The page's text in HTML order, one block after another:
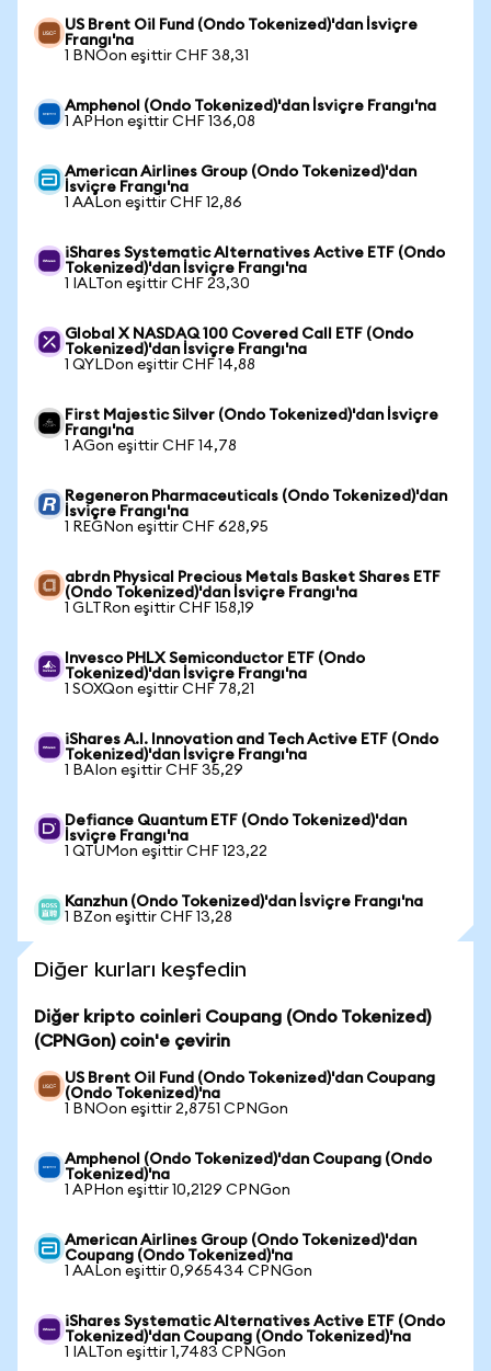
US Brent Oil Fund (Ondo Tokenized)'dan İsviçre
Frangı'na
1 BNOon eşittir CHF 38,31
Amphenol (Ondo Tokenized)'dan İsviçre Frangı'na
1 APHon eşittir CHF 136,08
American Airlines Group (Ondo Tokenized)'dan
İsviçre Frangı'na
1 AALon eşittir CHF 12,86
iShares Systematic Alternatives Active ETF (Ondo
Tokenized)'dan İsviçre Frangı'na
1 IALTon eşittir CHF 23,30
Global X NASDAQ 100 Covered Call ETF (Ondo
Tokenized)'dan İsviçre Frangı'na
1 QYLDon eşittir CHF 14,88
First Majestic Silver (Ondo Tokenized)'dan İsviçre
Frangı'na
1 AGon eşittir CHF 14,78
Regeneron Pharmaceuticals (Ondo Tokenized)'dan
İsviçre Frangı'na
1 REGNon eşittir CHF 628,95
abrdn Physical Precious Metals Basket Shares ETF
(Ondo Tokenized)'dan İsviçre Frangı'na
1 GLTRon eşittir CHF 158,19
Invesco PHLX Semiconductor ETF (Ondo
Tokenized)'dan İsviçre Frangı'na
1 SOXQon eşittir CHF 78,21
iShares A.I. Innovation and Tech Active ETF (Ondo
Tokenized)'dan İsviçre Frangı'na
1 BAIon eşittir CHF 35,29
Defiance Quantum ETF (Ondo Tokenized)'dan
İsviçre Frangı'na
1 QTUMon eşittir CHF 123,22
Kanzhun (Ondo Tokenized)'dan İsviçre Frangı'na
1 BZon eşittir CHF 13,28
Diğer kurları keşfedin
Diğer kripto coinleri Coupang (Ondo Tokenized)
(CPNGon) coin'e çevirin
US Brent Oil Fund (Ondo Tokenized)'dan Coupang
(Ondo Tokenized)'na
1 BNOon eşittir 2,8751 CPNGon
Amphenol (Ondo Tokenized)'dan Coupang (Ondo
Tokenized)'na
1 APHon eşittir 10,2129 CPNGon
American Airlines Group (Ondo Tokenized)'dan
Coupang (Ondo Tokenized)'na
1 AALon eşittir 0,965434 CPNGon
iShares Systematic Alternatives Active ETF (Ondo
Tokenized)'dan Coupang (Ondo Tokenized)'na
1 IALTon eşittir 1,7483 CPNGon